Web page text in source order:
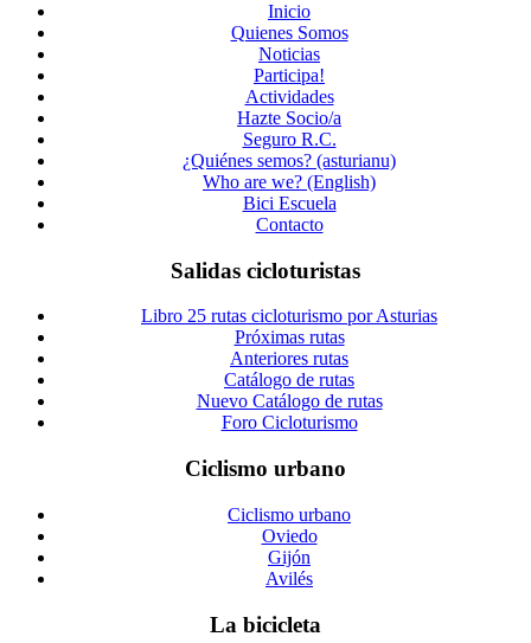
Inicio
Quienes Somos
Noticias
Participa!
Actividades
Hazte Socio/a
Seguro R.C.
¿Quiénes semos? (asturianu)
Who are we? (English)
Bici Escuela
Contacto
Salidas cicloturistas
Libro 25 rutas cicloturismo por Asturias
Próximas rutas
Anteriores rutas
Catálogo de rutas
Nuevo Catálogo de rutas
Foro Cicloturismo
Ciclismo urbano
Ciclismo urbano
Oviedo
Gijón
Avilés
La bicicleta